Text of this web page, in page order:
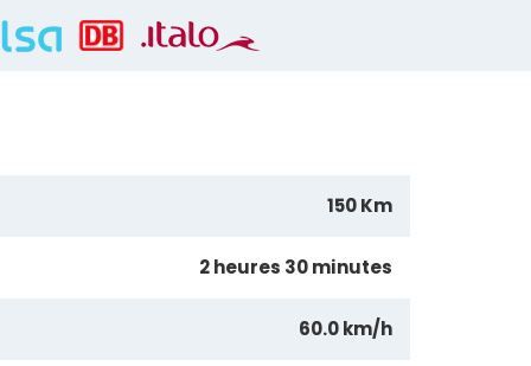
150 Km
2 heures 30 minutes
60.0 km/h